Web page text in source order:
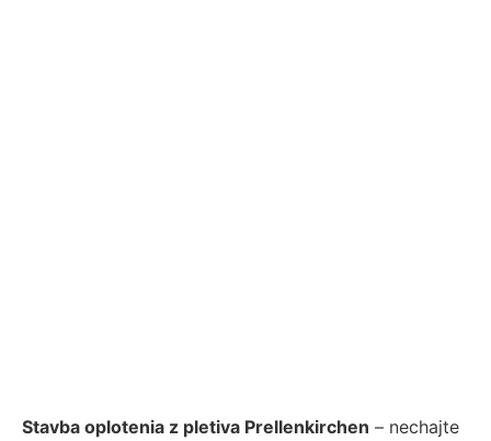
Stavba oplotenia z pletiva Prellenkirchen – nechajte